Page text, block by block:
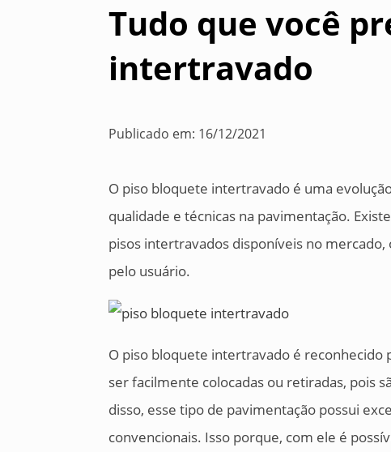
Tudo que você
intertravado
Publicado em: 16/12/2021
O piso bloquete intertravado é uma
qualidade e técnicas na pavimentação.
pisos intertravados disponíveis no
pelo usuário.
O piso bloquete intertravado é reconhecido
ser facilmente colocadas ou retiradas, pois
disso, esse tipo de pavimentação possui
convencionais. Isso porque, com ele é